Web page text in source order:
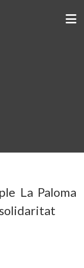
La Paloma